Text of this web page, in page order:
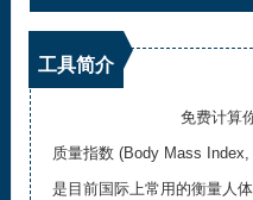
工具简介
免费计算
质量指数 (Body Mass
是目前国际上常用的衡量人